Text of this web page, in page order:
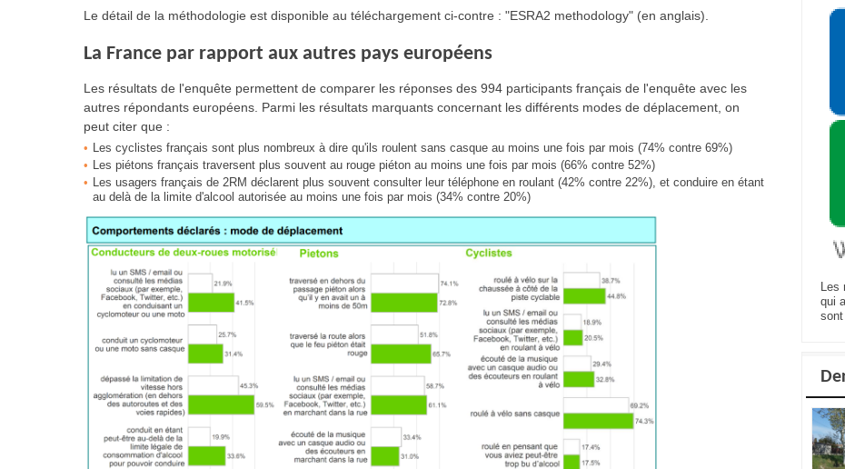
Le détail de la méthodologie est disponible au téléchargement ci-contre : "ESRA2 methodology" (en anglais).
La France par rapport aux autres pays européens
Les résultats de l'enquête permettent de comparer les réponses des 994 participants français de l'enquête avec les
autres répondants européens. Parmi les résultats marquants concernant les différents modes de déplacement, on
peut citer que :
Les cyclistes français sont plus nombreux à dire qu'ils roulent sans casque au moins une fois par mois (74% contre 69%)
Les piétons français traversent plus souvent au rouge piéton au moins une fois par mois (66% contre 52%)
Les usagers français de 2RM déclarent plus souvent consulter leur téléphone en roulant (42% contre 22%), et conduire en étant
au delà de la limite d'alcool autorisée au moins une fois par mois (34% contre 20%)
Les
qui